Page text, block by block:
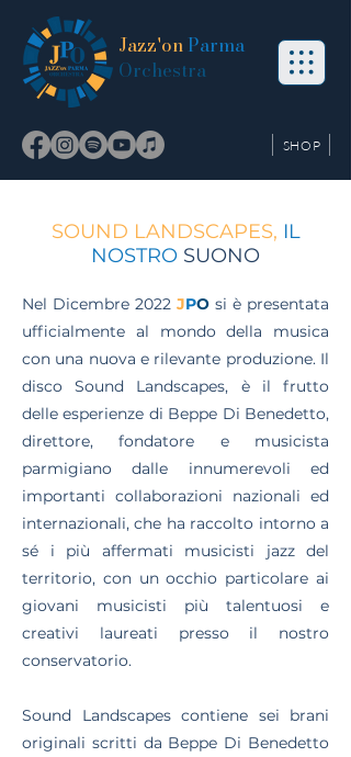
Jazz'onParma
Orchestra
SHOP
SOUND LANDSCAPES, IL
NOSTRO SUONO
Nel Dicembre 2022 JPO si è presentata
ufficialmente al mondo della musica
con una nuova e rilevante produzione. Il
disco Sound Landscapes, è il frutto
delle esperienze di Beppe Di Benedetto,
direttore, fondatore e musicista
parmigiano dalle innumerevoli ed
importanti collaborazioni nazionali ed
internazionali, che ha raccolto intorno a
sé i più affermati musicisti jazz del
territorio, con un occhio particolare ai
giovani musicisti più talentuosi e
creativi laureati presso il nostro
conservatorio.
Sound Landscapes contiene sei brani
originali scritti da Beppe Di Benedetto